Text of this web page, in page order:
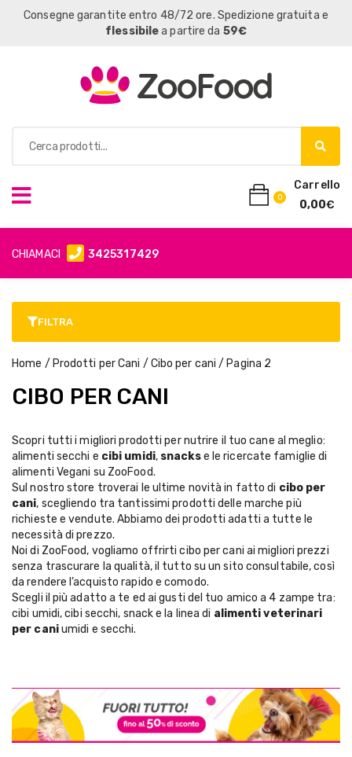
Consegne garantite entro 48/72 ore. Spedizione gratuita e
flessibilea partire da 59€
0
Carrello
0,00€
CHIAMACI 3425317429
FILTRA
Home / Prodotti per Cani / Cibo per cani / Pagina 2
CIBO PER CANI
Scopri tutti i migliori prodotti per nutrire il tuo cane al meglio:
alimenti secchi e cibi umidi, snackse le ricercate famiglie di
alimenti Vegani su ZooFood.
Sul nostro store troverai le ultime novità in fatto di cibo per
cani, scegliendo tra tantissimi prodotti delle marche più
richieste e vendute. Abbiamo dei prodotti adatti a tutte le
necessità di prezzo.
Noi di ZooFood, vogliamo offrirti cibo per cani ai migliori prezzi
senza trascurare la qualità, il tutto su un sito consultabile, così
da rendere l’acquisto rapido e comodo.
Scegli il più adatto a te ed ai gusti del tuo amico a 4 zampe tra:
cibi umidi,cibi secchi, snacke la linea di alimenti veterinari
per caniumidi e secchi.